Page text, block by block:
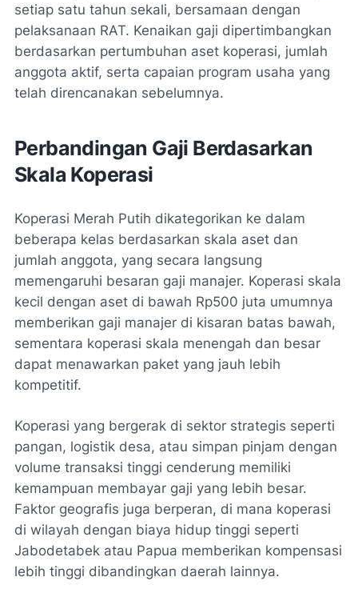
setiap satu tahun sekali, bersamaan dengan
pelaksanaan RAT. Kenaikan gaji dipertimbangkan
berdasarkan pertumbuhan aset koperasi, jumlah
anggota aktif, serta capaian program usaha yang
telah direncanakan sebelumnya.
Perbandingan Gaji Berdasarkan
Skala Koperasi
Koperasi Merah Putih dikategorikan ke dalam
beberapa kelas berdasarkan skala aset dan
jumlah anggota, yang secara langsung
memengaruhi besaran gaji manajer. Koperasi skala
kecil dengan aset di bawah Rp500 juta umumnya
memberikan gaji manajer di kisaran batas bawah,
sementara koperasi skala menengah dan besar
dapat menawarkan paket yang jauh lebih
kompetitif.
Koperasi yang bergerak di sektor strategis seperti
pangan, logistik desa, atau simpan pinjam dengan
volume transaksi tinggi cenderung memiliki
kemampuan membayar gaji yang lebih besar.
Faktor geografis juga berperan, di mana koperasi
di wilayah dengan biaya hidup tinggi seperti
Jabodetabek atau Papua memberikan kompensasi
lebih tinggi dibandingkan daerah lainnya.